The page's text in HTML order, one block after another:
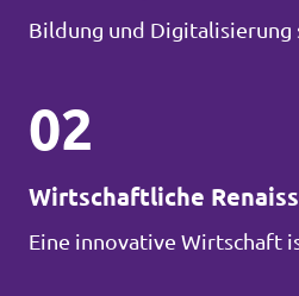
Bildung und Digitalisierung
02
Wirtschaftliche
Eine innovative Wirtschaft